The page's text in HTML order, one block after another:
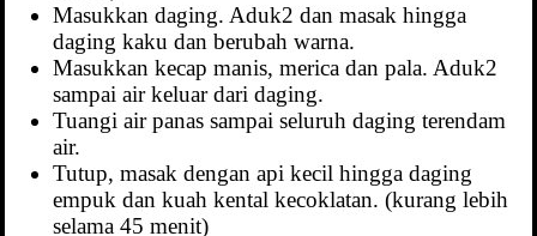
Masukkan daging. Aduk2 dan masak hingga
daging kaku dan berubah warna.
Masukkan kecap manis, merica dan pala. Aduk2
sampai air keluar dari daging.
Tuangi air panas sampai seluruh daging terendam
air.
Tutup, masak dengan api kecil hingga daging
empuk dan kuah kental kecoklatan. (kurang lebih
selama 45 menit)